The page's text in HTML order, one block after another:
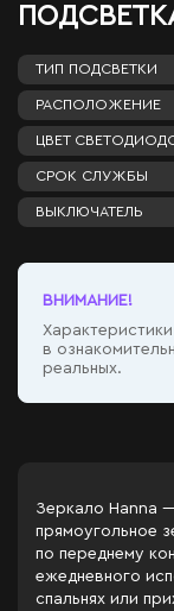
ТИП ПОДСВЕТКИ
РАСПОЛОЖЕНИЕ
ЦВЕТ
СРОК СЛУЖБЫ
ВЫКЛЮЧАТЕЛЬ
ВНИМАНИЕ!
в
реальных.
Зеркало Hanna
прямоугольное
по переднему
ежедневного
спальнях или